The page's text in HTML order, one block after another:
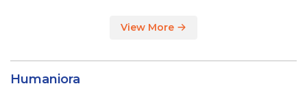
View More
Humaniora